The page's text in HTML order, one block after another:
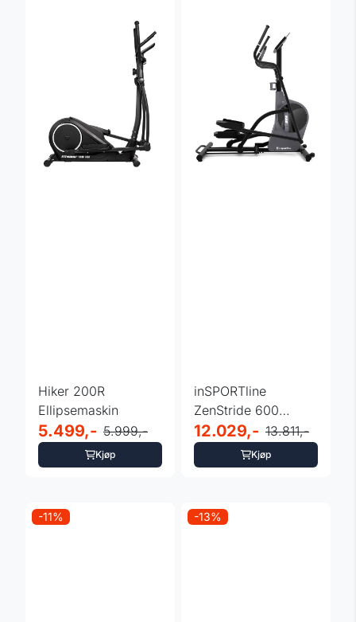
Hiker 200R
Ellipsemaskin
5.499,- 5.999,-
Kjøp
inSPORTline
ZenStride 600
ellipsemaskin med
appstyring
12.029,- 13.811,-
Kjøp
-11% -13%